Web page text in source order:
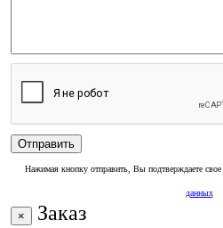
Нажимая кнопку отправить, Вы подтверждаете свое
данных
× Заказ